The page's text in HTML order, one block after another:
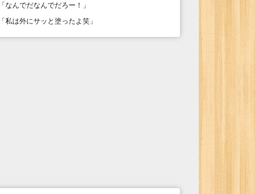
「なんでだなんでだろー！ 」
「私は外にサッと塗ったよ笑 」